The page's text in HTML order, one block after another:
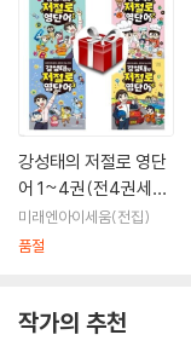
강성태의 저절로 영단
어 1~4권(전4권세
트)
미래엔아이세움(전집)
품절
작가의 추천